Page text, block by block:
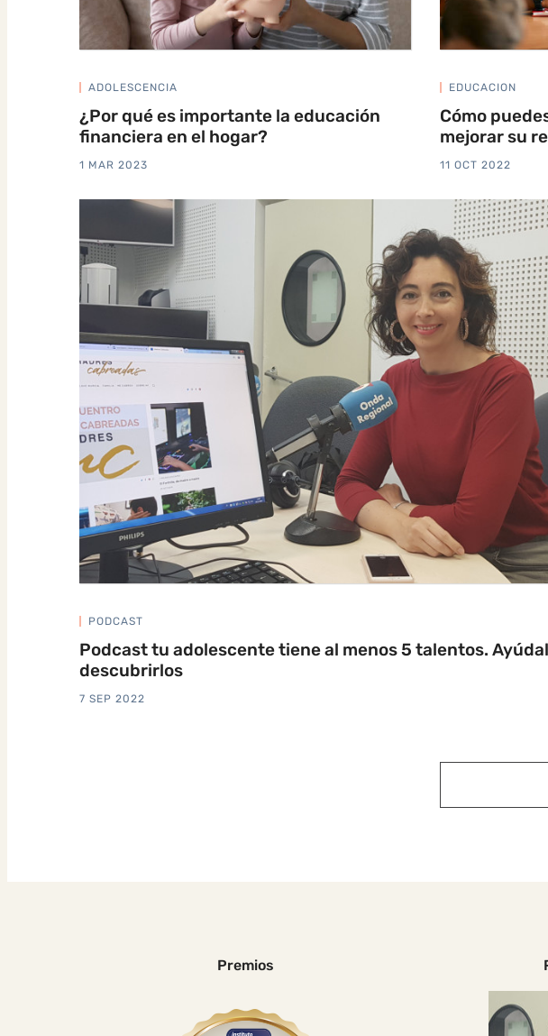
ADOLESCENCIA
¿Por qué es importante la educación
financiera en el hogar?
1 MAR 2023
EDUCACION
Cómo
mejorar su
11 OCT 2022
PODCAST
Podcast tu adolescente tiene al menos 5 talentos.
descubrirlos
7 SEP 2022
Premios